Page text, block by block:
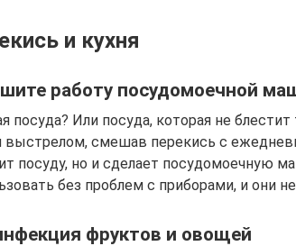
и кухня
работу посудомоечной
посуда? Или посуда, которая не
выстрелом, смешав перекись с
посуду, но и сделает посудомоечную
без проблем с приборами, и они
фруктов и овощей